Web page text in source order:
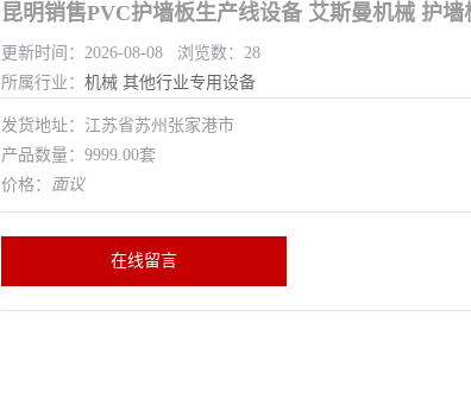
昆明销售PVC护墙板生产线设备 艾斯曼机械 护墙
更新时间：2026-08-08 浏览数：28
所属行业： 机械 其他行业专用设备
发货地址：江苏省苏州张家港市
产品数量：9999.00套
价格： 面议
在线留言